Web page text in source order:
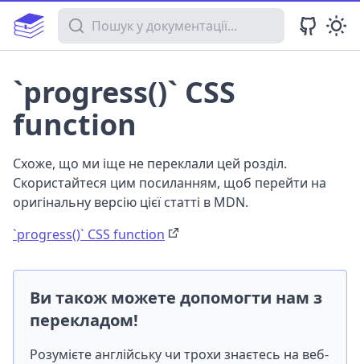
Пошук у документації
`progress()` CSS
function
Схоже, що ми іще не переклали цей розділ.
Скористайтеся цим посиланням, щоб перейти на
оригінальну версію цієї статті в MDN.
`progress()` CSS function
Ви також можете допомогти нам з
перекладом!
Розумієте англійську чи трохи знаєтесь на веб-